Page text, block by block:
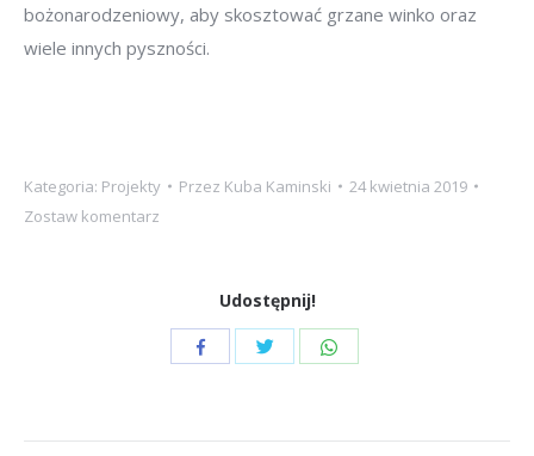
bożonarodzeniowy, aby skosztować grzane winko oraz
wiele innych pyszności.
Kategoria: Projekty Przez Kuba Kaminski
24 kwietnia 2019
Zostaw komentarz
Udostępnij!
UdostępnijUdostępnij